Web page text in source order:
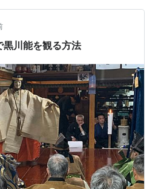
川能を観る方法